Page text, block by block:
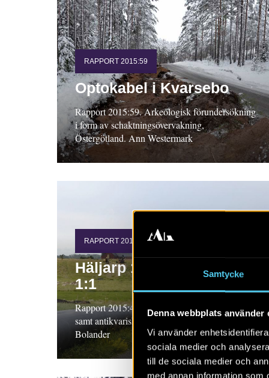
Samtycke
Denna webbplats använder
Vi använder
sociala medier och
till de sociala medier och
med annan information som
RAPPORT 2015:59
Optokabel i Kvarsebo
Rapport 2015:59. Arkeologisk förundersökning
i form av schaktningsövervakning,
Östergötland. Ann Westermark
RAPPORT 2015:41
Häljarp 13:1 och Tågerup
1:1
Rapport 2015:41. Arkeologisk undersökning
samt antikvarisk kontroll 2014, Skåne. Adam
Bolander